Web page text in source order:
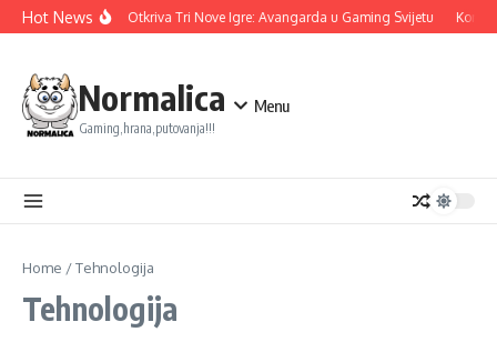
Skip to content
Hot NewsUbisoft Otkriva Tri Nove Igre: Avangarda u Gaming Svijetu
Normalica
Gaming,hrana,putovanja!!!
Menu
Home /Tehnologija
Tehnologija